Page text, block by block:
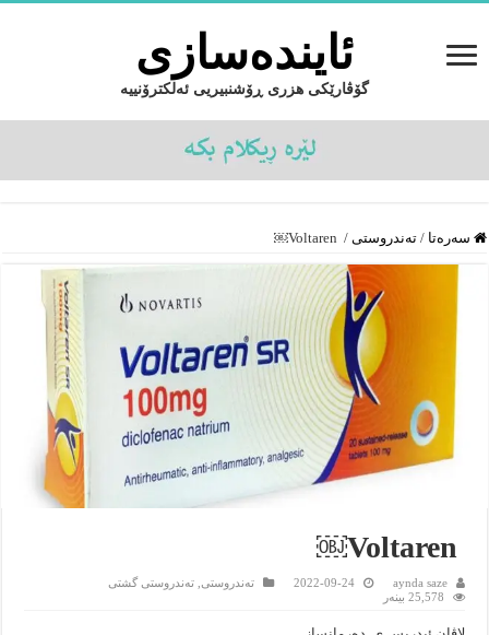
ئایندەسازى
گۆڤارێکی هزری ڕۆشنبیریی ئەلکترۆنییە
سەرەتا / تەندروستى /
Voltaren ‎￼
Voltaren ‎￼
aynda saze
2022-09-24 تەندروستى ,تەندروستى گشتى
25,578 بینەر